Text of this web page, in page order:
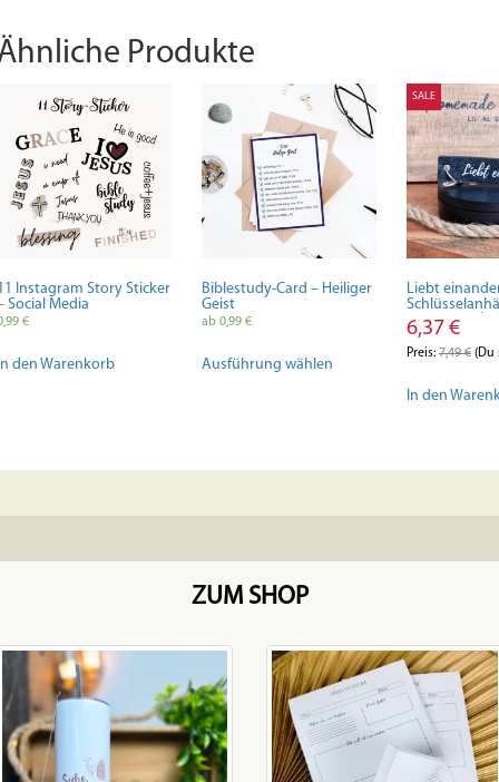
Produkte
Instagram Story Sticker
Social Media
€
den Warenkorb
Biblestudy-Card – Heiliger
Geist
ab 0,99 €
Ausführung wählenProdukt
SALE
Liebt
Accessoire |
Geschenk |
Jesus |
6,37 €
Preis: 7,49€(Du
In den
ZUM SHOP